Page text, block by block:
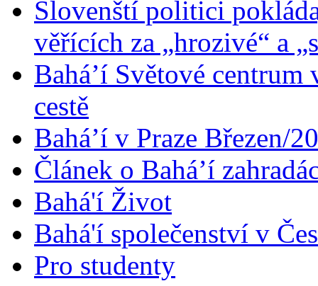
Slovenští politici
věřících za „hrozivé“ a
Bahá’í Světové
cestě
Bahá’í v Praze Březen/
Článek o Bahá’í
Bahá'í Život
Bahá'í společenství v
Pro studenty